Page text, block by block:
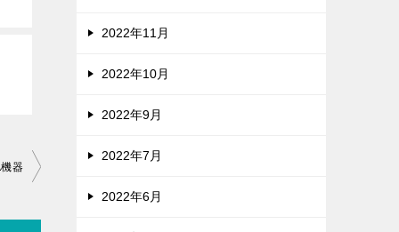
器
2022年11月
2022年10月
2022年9月
2022年7月
2022年6月